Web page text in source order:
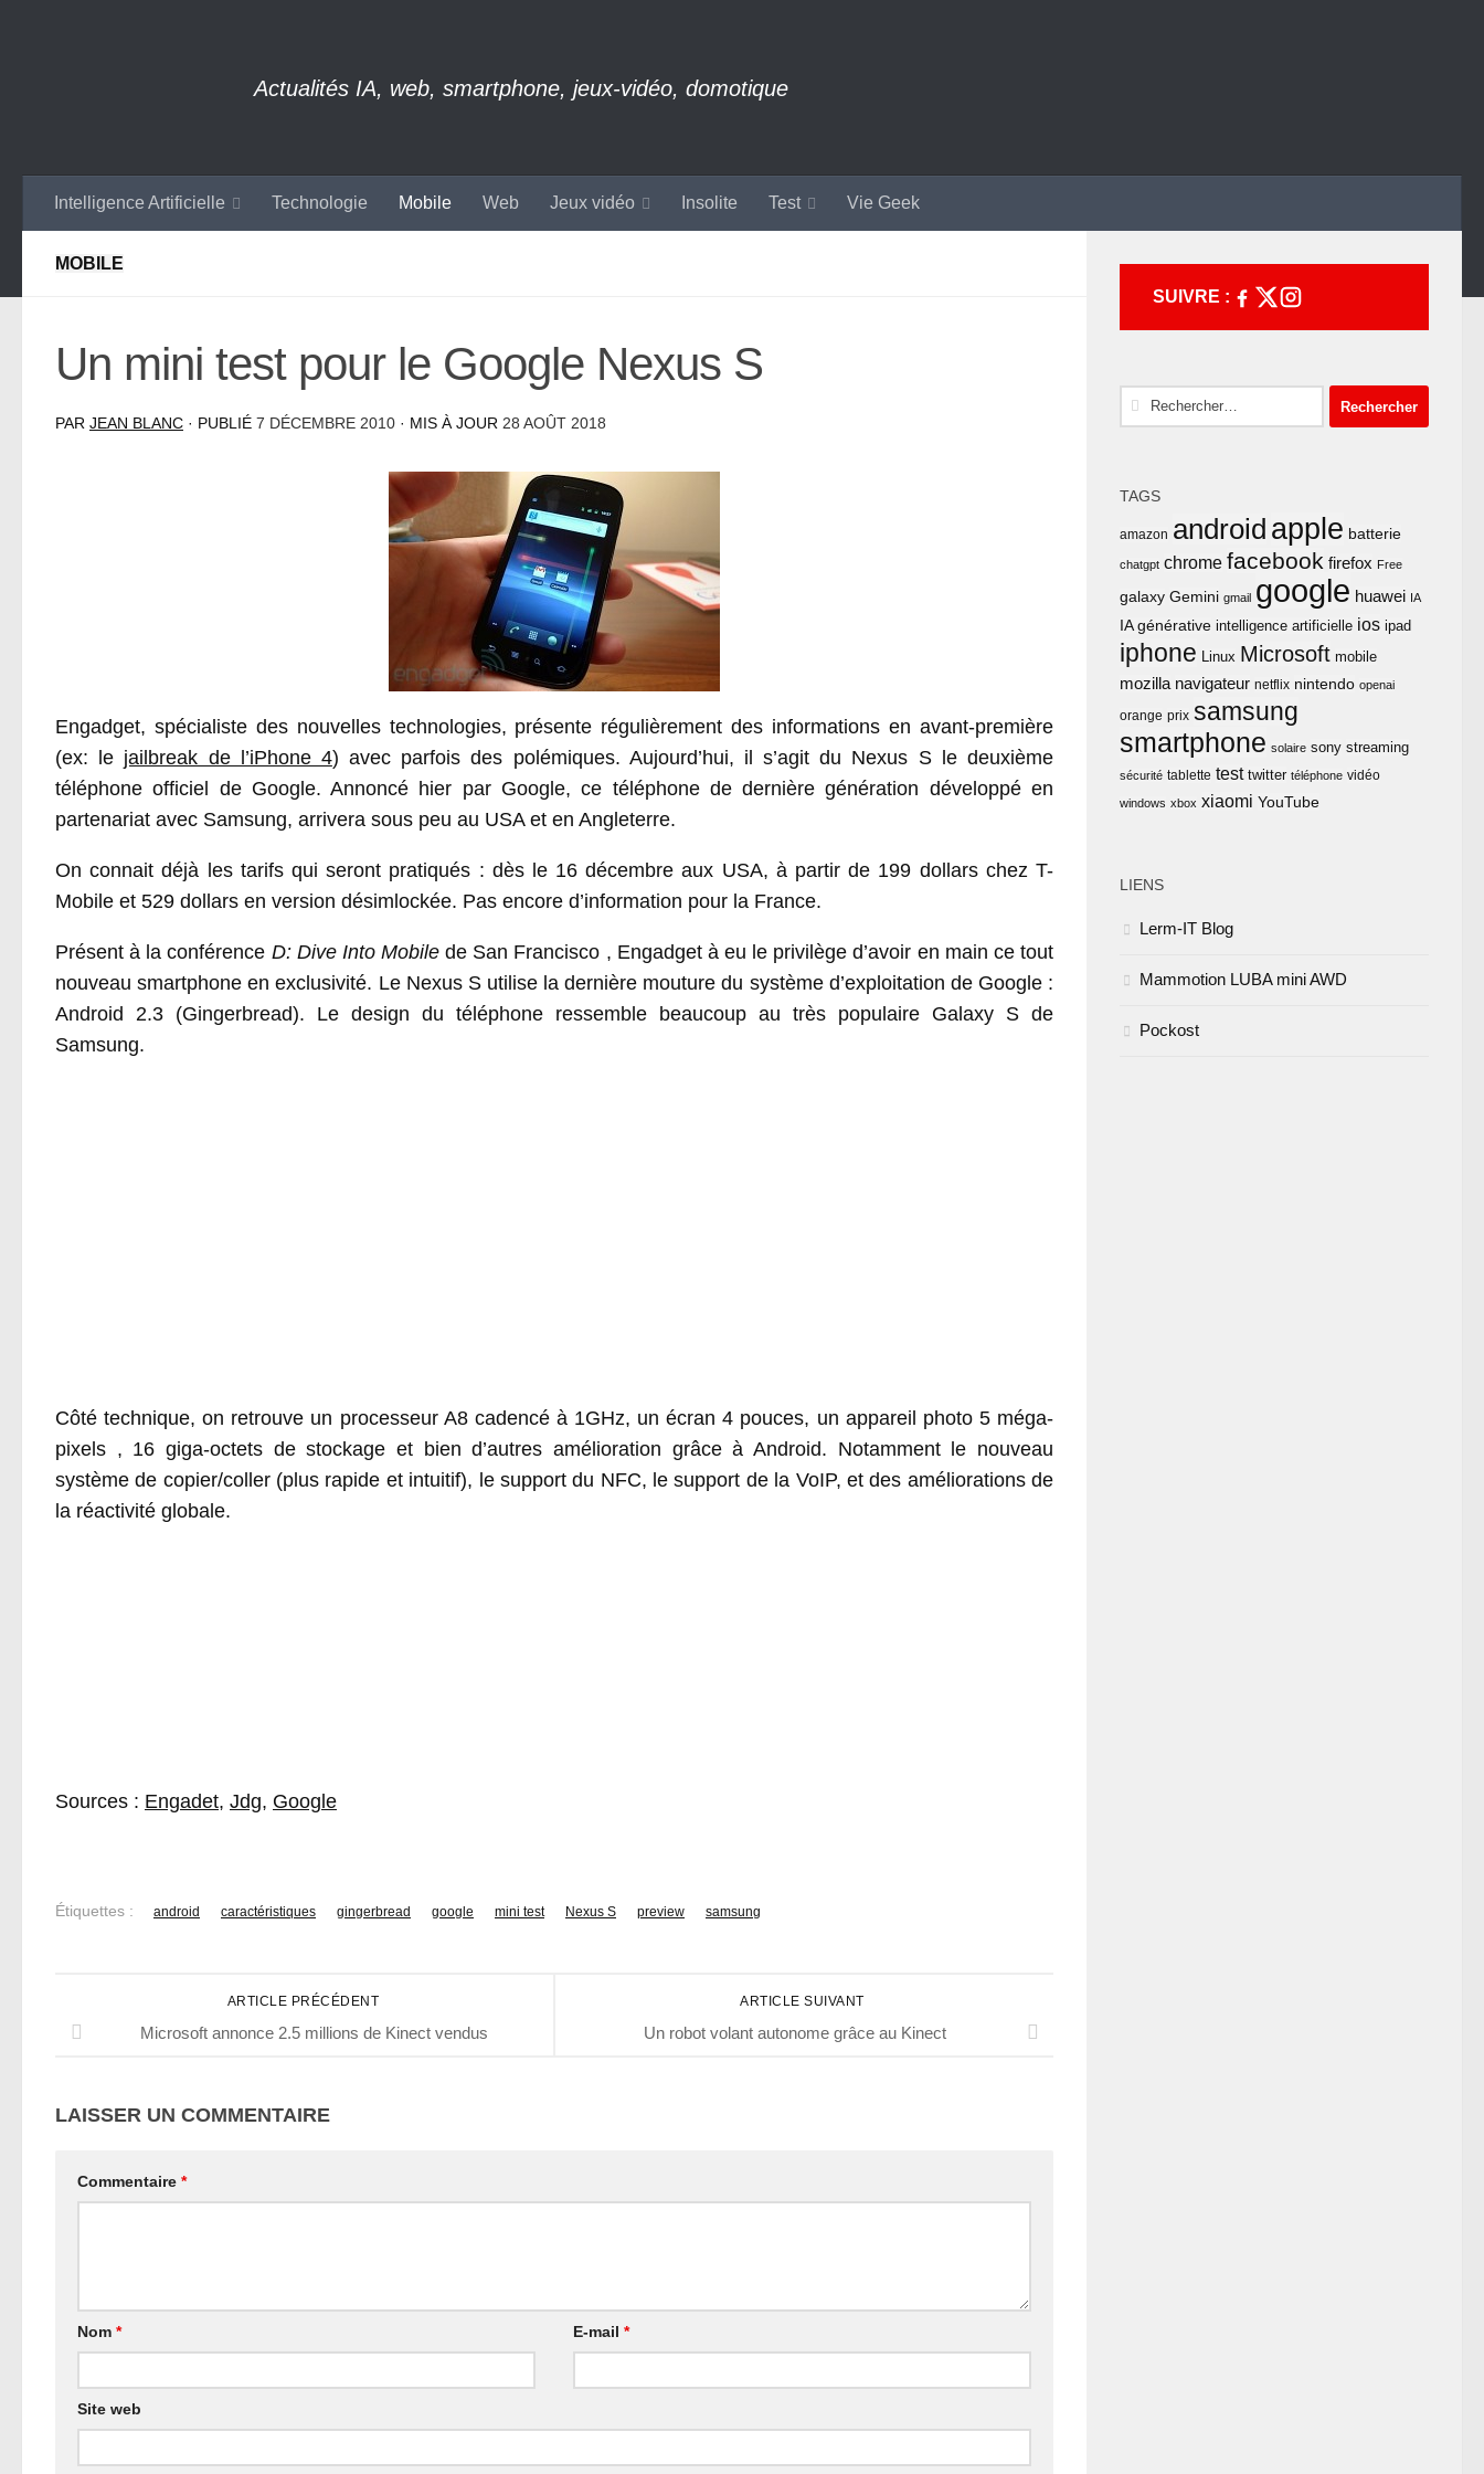
Actualités IA, web, smartphone, jeux-vidéo, domotique
Intelligence Artificielle Technologie Mobile Web Jeux vidéo Insolite Test Vie Geek
MOBILE
Un mini test pour le Google Nexus S
PAR JEAN BLANC · PUBLIÉ 7 DÉCEMBRE 2010 · MIS À JOUR 28 AOÛT 2018
Engadget, spécialiste des nouvelles technologies, présente régulièrement des informations en avant-première
(ex: le jailbreak de l’iPhone 4) avec parfois des polémiques. Aujourd’hui, il s’agit du Nexus S le deuxième
téléphone officiel de Google. Annoncé hier par Google, ce téléphone de dernière génération développé en
partenariat avec Samsung, arrivera sous peu au USA et en Angleterre.
On connait déjà les tarifs qui seront pratiqués : dès le 16 décembre aux USA, à partir de 199 dollars chez T-
Mobile et 529 dollars en version désimlockée. Pas encore d’information pour la France.
Présent à la conférence D: Dive Into Mobile de San Francisco , Engadget à eu le privilège d’avoir en main ce tout
nouveau smartphone en exclusivité. Le Nexus S utilise la dernière mouture du système d’exploitation de Google :
Android 2.3 (Gingerbread). Le design du téléphone ressemble beaucoup au très populaire Galaxy S de
Samsung.
Côté technique, on retrouve un processeur A8 cadencé à 1GHz, un écran 4 pouces, un appareil photo 5 méga-
pixels , 16 giga-octets de stockage et bien d’autres amélioration grâce à Android. Notamment le nouveau
système de copier/coller (plus rapide et intuitif), le support du NFC, le support de la VoIP, et des améliorations de
la réactivité globale.
Sources : Engadet, Jdg, Google
Étiquettes : android caractéristiques gingerbread google mini test Nexus S preview samsung
ARTICLE SUIVANT
Un robot volant autonome grâce au Kinect
ARTICLE PRÉCÉDENT
Microsoft annonce 2.5 millions de Kinect vendus
LAISSER UN COMMENTAIRE
Commentaire *
Nom * E-mail*
Site web
SUIVRE :
Rechercher :
TAGS
amazon android apple batterie
chatgpt chrome facebook firefox Free
galaxy Gemini gmail google huawei IA
IA générative intelligence artificielle ios ipad
iphone Linux Microsoft mobile
mozilla navigateur netflix nintendo openai
orange prix samsung
smartphone solaire sony streaming
sécurité tablette test twitter téléphone vidéo
windows xbox xiaomi YouTube
LIENS
Lerm-IT Blog
Mammotion LUBA mini AWD
Pockost